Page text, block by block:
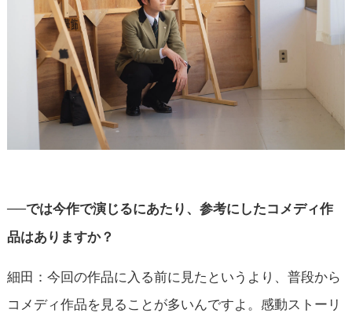
──では今作で演じるにあたり、参考にしたコメディ作
品はありますか？
細田：今回の作品に入る前に見たというより、普段から
コメディ作品を見ることが多いんですよ。感動ストーリ